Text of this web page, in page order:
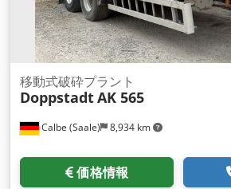
Calbe (Saale) 8,934 km
移動式破砕プラント
DoppstadtAK 565
価格情報